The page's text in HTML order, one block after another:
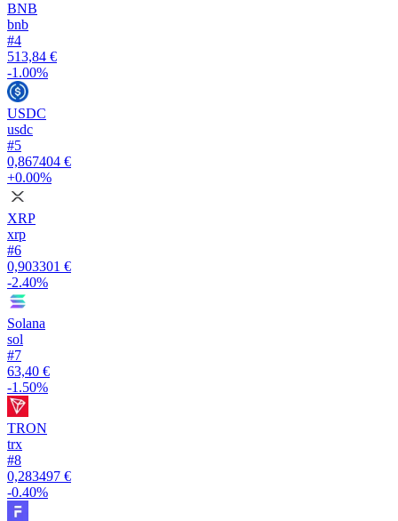
BNB
bnb
#4
513,84 €
-1.00%
USDC
usdc
#5
0,867404 €
+0.00%
XRP
xrp
#6
0,903301 €
-2.40%
Solana
sol
#7
63,40 €
-1.50%
TRON
trx
#8
0,283497 €
-0.40%